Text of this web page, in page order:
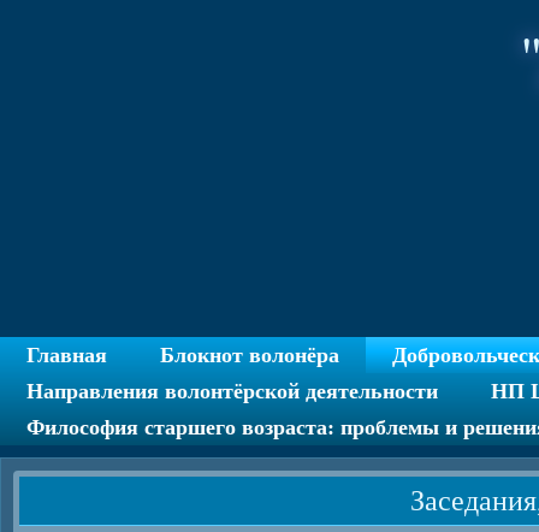
Главная Блокнот волонёра
Направления волонтёрской деятельности
НП
Философия старшего возраста: проблемы и